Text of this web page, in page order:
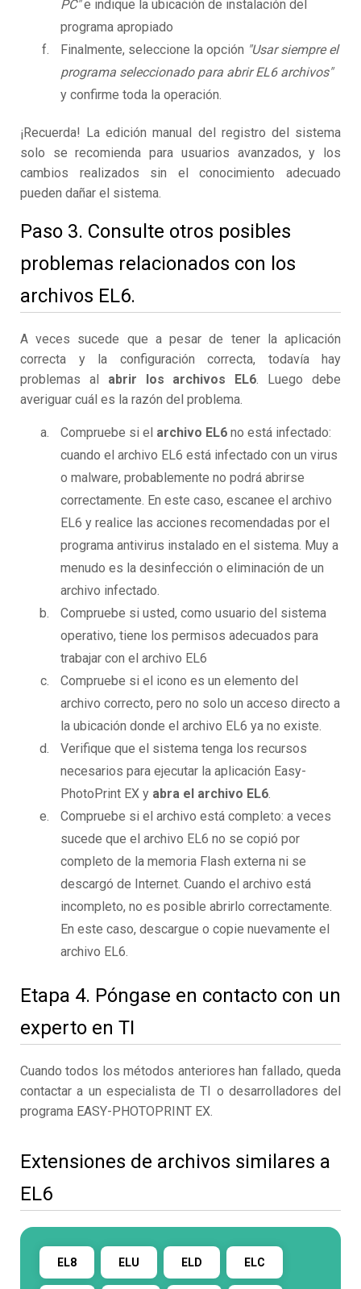
PC"e indique la ubicación de instalación del
programa apropiado
Finalmente, seleccione la opción "Usar siempre el
programa seleccionado para abrir EL6 archivos"
y confirme toda la operación.
¡Recuerda! La edición manual del registro del sistema
solo se recomienda para usuarios avanzados, y los
cambios realizados sin el conocimiento adecuado
pueden dañar el sistema.
Paso 3. Consulte otros posibles
problemas relacionados con los
archivos EL6.
A veces sucede que a pesar de tener la aplicación
correcta y la configuración correcta, todavía hay
problemas al abrir los archivos EL6. Luego debe
averiguar cuál es la razón del problema.
Compruebe si el archivo EL6 no está infectado:
cuando el archivo EL6 está infectado con un virus
o malware, probablemente no podrá abrirse
correctamente. En este caso, escanee el archivo
EL6 y realice las acciones recomendadas por el
programa antivirus instalado en el sistema. Muy a
menudo es la desinfección o eliminación de un
archivo infectado.
Compruebe si usted, como usuario del sistema
operativo, tiene los permisos adecuados para
trabajar con el archivo EL6
Compruebe si el icono es un elemento del
archivo correcto, pero no solo un acceso directo a
la ubicación donde el archivo EL6 ya no existe.
Verifique que el sistema tenga los recursos
necesarios para ejecutar la aplicación Easy-
PhotoPrint EX y abra el archivo EL6.
Compruebe si el archivo está completo: a veces
sucede que el archivo EL6 no se copió por
completo de la memoria Flash externa ni se
descargó de Internet. Cuando el archivo está
incompleto, no es posible abrirlo correctamente.
En este caso, descargue o copie nuevamente el
archivo EL6.
Etapa 4. Póngase en contacto con un
experto en TI
Cuando todos los métodos anteriores han fallado, queda
contactar a un especialista de TI o desarrolladores del
programa EASY-PHOTOPRINT EX.
Extensiones de archivos similares a
EL6
EL8 ELU ELD ELC